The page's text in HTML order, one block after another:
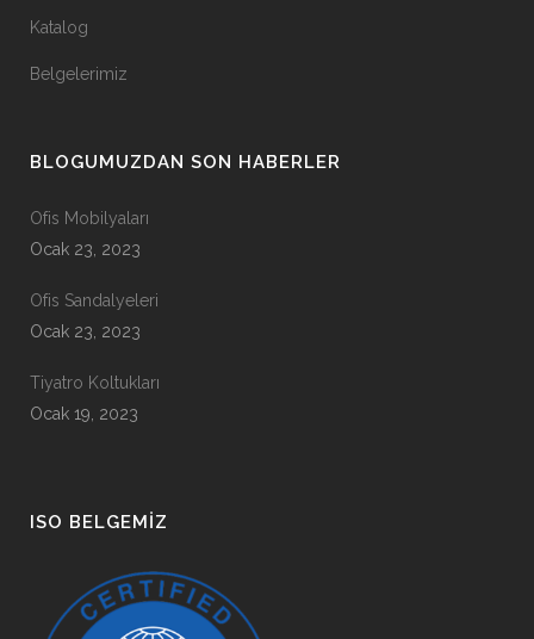
Katalog
Belgelerimiz
BLOGUMUZDAN SON HABERLER
Ofis Mobilyaları
Ocak 23, 2023
Ofis Sandalyeleri
Ocak 23, 2023
Tiyatro Koltukları
Ocak 19, 2023
ISO BELGEMIZ